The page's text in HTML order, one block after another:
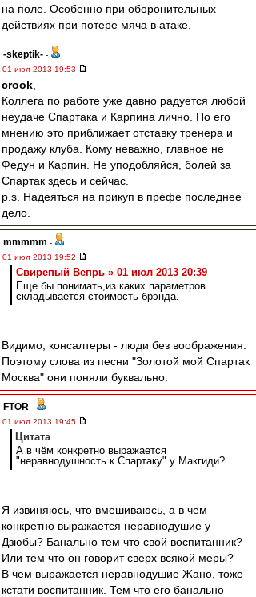
на поле. Особенно при оборонительных
действиях при потере мяча в атаке.
-skeptik- -
01 июл 2013 19:53
crook
Коллега по работе уже давно радуется любой
неудаче Спартака и Карпина лично. По его
мнению это приближает отставку тренера и
продажу клуба. Кому неважно, главное не
Федун и Карпин. Не уподобляйся, болей за
Спартак здесь и сейчас.
p.s. Надеяться на прикуп в префе последнее
дело.
mmmmm -
01 июл 2013 19:52
Свирепый Вепрь » 01 июл 2013 20:39
Еще бы понимать,из каких параметров
складывается стоимость брэнда.
Видимо, консалтеры - люди без воображения.
Поэтому слова из песни "Золотой мой Спартак
Москва" они поняли буквально.
FTOR -
01 июл 2013 19:45
Цитата
А в чём конкретно выражается
"неравнодушность к Спартаку" у Макгиди?
Я извиняюсь, что вмешиваюсь, а в чем
конкретно выражается неравнодушие у
Дзюбы? Банально тем что свой воспитанник?
Или тем что он говорит сверх всякой меры?
В чем выражается неравнодушие Жано, тоже
кстати воспитанник. Тем что его банально